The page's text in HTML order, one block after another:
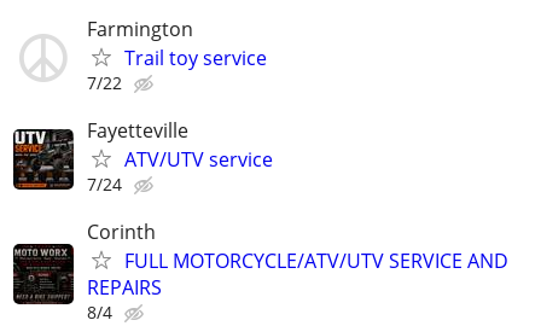
Farmington
Trail toy service
7/22
Fayetteville
ATV/UTV service
7/24
Corinth
FULL MOTORCYCLE/ATV/UTV SERVICE AND
REPAIRS
8/4